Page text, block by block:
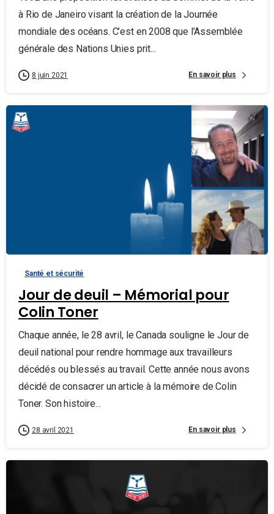
à Rio de Janeiro visant la création de la Journée
mondiale des océans. C’est en 2008 que l’Assemblée
générale des Nations Unies prit...
8 juin 2021 En savoir plus
Santé et sécurité
Jour de deuil – Mémorial pour
Colin Toner
Chaque année, le 28 avril, le Canada souligne le Jour de
deuil national pour rendre hommage aux travailleurs
décédés ou blessés au travail. Cette année nous avons
décidé de consacrer un article à la mémoire de Colin
Toner. Son histoire...
28 avril 2021 En savoir plus